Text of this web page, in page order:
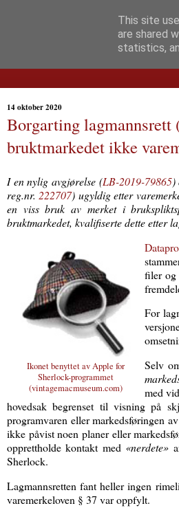
14 oktober 2020
Borgarting
bruktmarkedet ikke
I en nylig avgjørelse (LB-2019-79865)
reg.nr. 222707) ugyldig etter
en viss bruk av merket i
bruktmarkedet, kvalifiserte dette etter
Ikonet benyttet av Apple for
Sherlock-programmet
(vintagemacmuseum.com)
filer og
For
Selv
med
hovedsak begrenset til visning på
programvaren eller markedsføringen
ikke påvist noen planer eller
opprettholde kontakt med «nerdete»
Sherlock.
Lagmannsretten fant heller ingen
varemerkeloven § 37 var oppfylt.
This site
are shared
statistics,